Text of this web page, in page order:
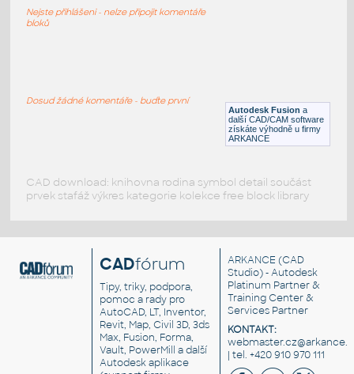
Příruby
Autodesk Fusion a
další CAD/CAM software
získáte výhodně u firmy
ARKANCE
Nejste přihlášeni - nelze připojit komentáře
bloků
Dosud žádné komentáře - buďte první
CAD download: knihovna rodina symbol detail součást
prvek stafáž výkres kategorie kolekce free block library
CADfórum
Tipy, triky, podpora,
pomoc a rady pro
AutoCAD, LT, Inventor,
Revit, Map, Civil 3D, 3ds
Max, Fusion, Forma,
Vault, PowerMill a další
Autodesk aplikace
ARKANCE (CAD
Studio) - Autodesk
Platinum Partner &
Training Center &
Services Partner
KONTAKT:
| tel. +420 910 970 111